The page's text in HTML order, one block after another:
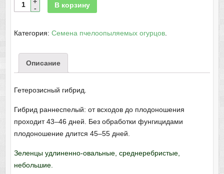
В корзину
Категория: Семена пчелоопыляемых огурцов.
Описание
Гетерозисный гибрид.
Гибрид раннеспелый: от всходов до плодоношения
проходит 43–46 дней. Без обработки фунгицидами
плодоношение длится 45–55 дней.
Зеленцы удлиненно-овальные, среднеребристые,
небольшие.